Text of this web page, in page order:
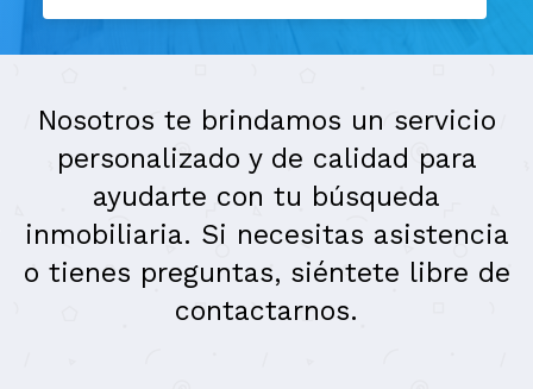
Nosotros te brindamos un servicio
personalizado y de calidad para
ayudarte con tu búsqueda
inmobiliaria. Si necesitas asistencia
o tienes preguntas, siéntete libre de
contactarnos.